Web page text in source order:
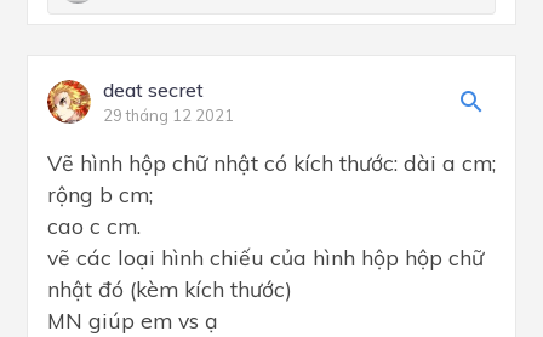
deat secret
29 tháng 12 2021
Vẽ hình hộp chữ nhật có kích thước: dài a cm;
rộng b cm;
cao c cm.
vẽ các loại hình chiếu của hình hộp hộp chữ
nhật đó (kèm kích thước)
MN giúp em vs ạ